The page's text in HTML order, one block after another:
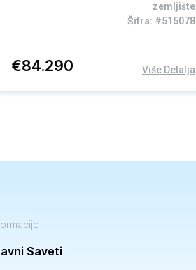
zemljište
Šifra: #515078
€84.290 Više Detalja
Saveti